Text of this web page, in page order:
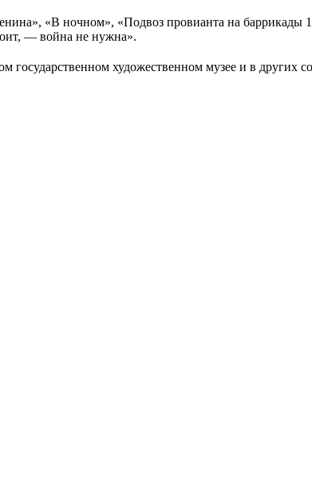
«В ночном», «Подвоз провианта на баррикады
— война не нужна».
государственном художественном музее и в других